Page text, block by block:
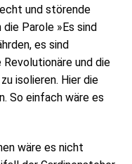
und störende
Parole »Es sind
es sind
und die
isolieren. Hier die
So einfach wäre es
wäre es nicht